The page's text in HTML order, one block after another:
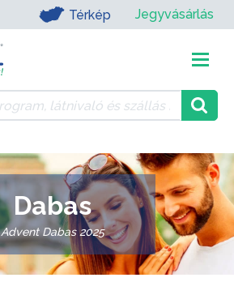
Térkép Jegyvásárlás
Dabas
Advent Dabas 2025